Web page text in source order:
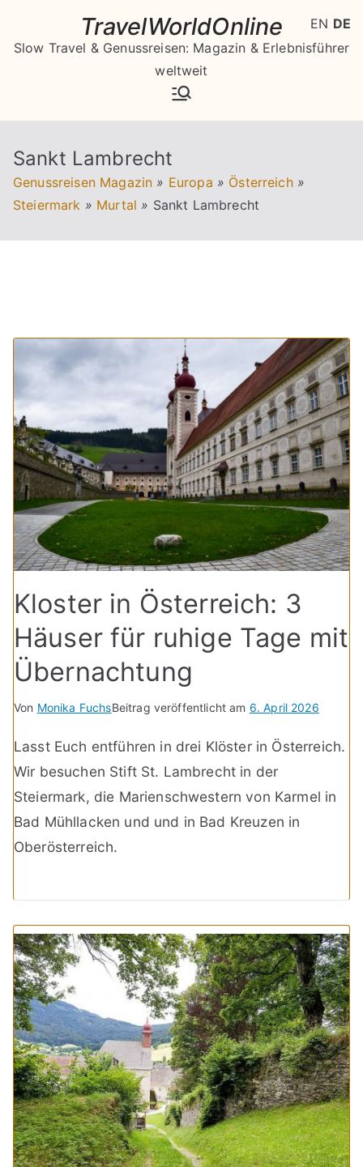
springen
TravelWorldOnline
Slow Travel & Genussreisen: Magazin & Erlebnisführer
weltweit
Sankt Lambrecht
Genussreisen Magazin » Europa » Österreich »
Steiermark » Murtal » Sankt Lambrecht
Kloster in Österreich: 3
Häuser für ruhige Tage mit
Übernachtung
Von Monika FuchsBeitrag veröffentlicht am 6. April 2026
Lasst Euch entführen in drei Klöster in Österreich.
Wir besuchen Stift St. Lambrecht in der
Steiermark, die Marienschwestern von Karmel in
Bad Mühllacken und und in Bad Kreuzen in
Oberösterreich.
EN DE